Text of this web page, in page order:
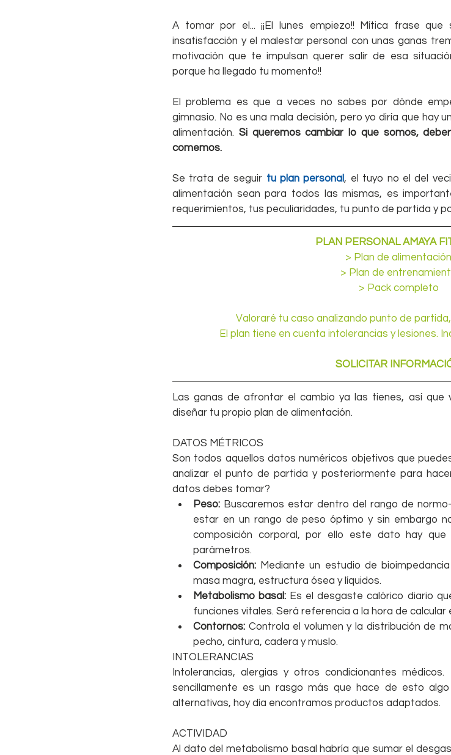
A tomar por el... ¡¡El lunes empiezo!! Mítica frase
insatisfacción y el malestar personal con unas ganas
motivación que te impulsan querer salir de esa
porque ha llegado tu momento!!
El problema es que a veces no sabes por dónde
gimnasio. No es una mala decisión, pero yo diría que hay
alimentación. Si queremos cambiar lo que somos,
comemos.
Se trata de seguir tu plan personal , el tuyo no el del
alimentación sean para todos las mismas, es
requerimientos, tus peculiaridades, tu punto de partida y
PLAN PERSONAL AMAYA
> Plan de alimentación
> Plan de
> Pack completo
Valoraré tu caso analizando punto de
El plan tiene en cuenta intolerancias y lesiones.
SOLICITAR
Las ganas de afrontar el cambio ya las tienes, así
diseñar tu propio plan de alimentación.
DATOS MÉTRICOS
Son todos aquellos datos numéricos objetivos que
analizar el punto de partida y posteriormente para
datos debes tomar?
Peso: Buscaremos estar dentro del rango de
estar en un rango de peso óptimo y sin embargo
composición corporal, por ello este dato hay que
parámetros.
Composición: Mediante un estudio de
masa magra, estructura ósea y líquidos.
Metabolismo basal: Es el desgaste calórico diario
funciones vitales. Será referencia a la hora de
Contornos: Controla el volumen y la distribución de
pecho, cintura, cadera y muslo.
INTOLERANCIAS
Intolerancias, alergias y otros condicionantes
sencillamente es un rasgo más que hace de esto
alternativas, hoy día encontramos productos adaptados.
ACTIVIDAD
Al dato del metabolismo basal habría que sumar el